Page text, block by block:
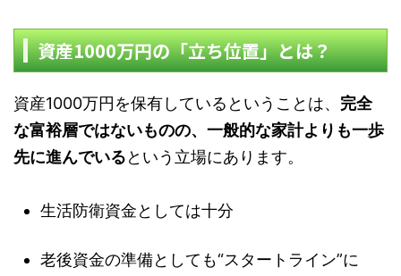
資産1000万円の「立ち位置」とは？
資産1000万円を保有しているということは、 完全
な富裕層ではないものの、一般的な家計よりも一歩
先に進んでいるという立場にあります。
生活防衛資金としては十分
老後資金の準備としても“スタートライン”に